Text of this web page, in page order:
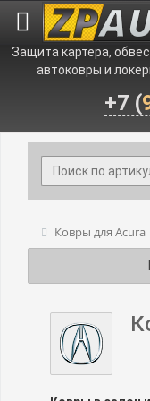
Защита картера,
автоковры и
+7 (
Ковры для Acura